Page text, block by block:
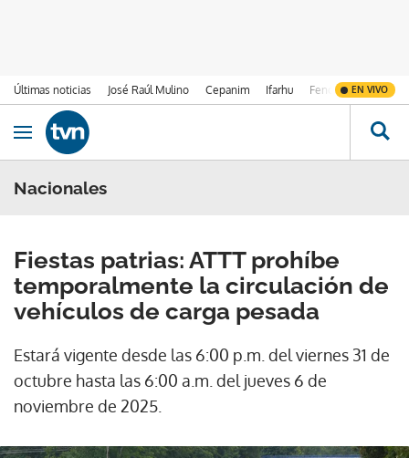
Últimas noticias José Raúl Mulino Cepanim Ifarhu Fenómeno de El
EN VIVO
Ir al contenido
Obrir navegació
Nacionales
Fiestas patrias: ATTT prohíbe
temporalmente la circulación de
vehículos de carga pesada
Estará vigente desde las 6:00 p.m. del viernes 31 de
octubre hasta las 6:00 a.m. del jueves 6 de
noviembre de 2025.